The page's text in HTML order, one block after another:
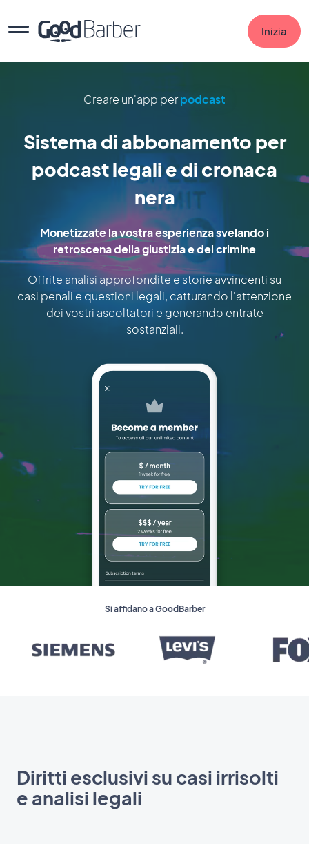
Inizia
Creare un'app perpodcast
Sistema di abbonamento per
podcast legali e di cronaca
nera
Monetizzate la vostra esperienza svelando i
retroscena della giustizia e del crimine
Offrite analisi approfondite e storie avvincenti su
casi penali e questioni legali, catturando l'attenzione
dei vostri ascoltatori e generando entrate
sostanziali.
Si affidano a GoodBarber
Diritti esclusivi su casi irrisolti
e analisi legali